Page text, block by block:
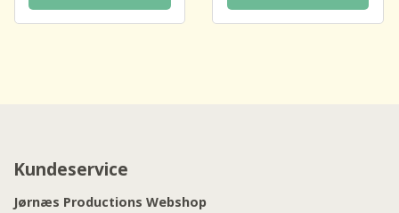
Kundeservice
Jørnæs Productions Webshop